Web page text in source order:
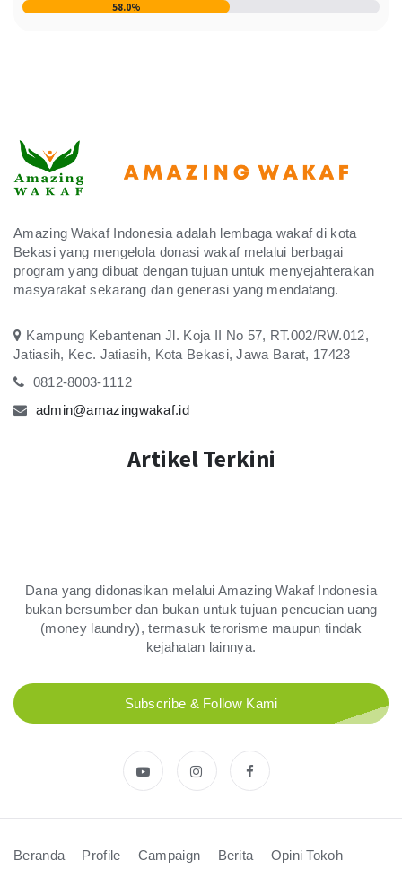
Senin, 03 March 2025
Ai Irmayati
DonasiRp
Relawan : Ai Irmayati
Dwi Atmi
Donasi
Relawan : Dwi Atmi
Windi Yuningsih
DonasiRp100.000
Relawan : Windi Yuningsih
Muhamad Taufik
Donasi Rp50.000
Sabtu, 01 February 2025
Relawan : Nunung Supriyadi
Titi Hasmawati
Kamis, 30 January 2025
58.0%
Amazing Wakaf Indonesia adalah lembaga wakaf di kota
Bekasi yang mengelola donasi wakaf melalui berbagai
program yang dibuat dengan tujuan untuk menyejahterakan
masyarakat sekarang dan generasi yang mendatang.
Kampung Kebantenan Jl. Koja II No 57, RT.002/RW.012,
Jatiasih, Kec. Jatiasih, Kota Bekasi, Jawa Barat, 17423
0812-8003-1112
admin@amazingwakaf.id
Artikel Terkini
Dana yang didonasikan melalui Amazing Wakaf Indonesia
bukan bersumber dan bukan untuk tujuan pencucian uang
(money laundry), termasuk terorisme maupun tindak
kejahatan lainnya.
Subscribe & Follow Kami
Beranda Profile Campaign Berita
Opini Tokoh